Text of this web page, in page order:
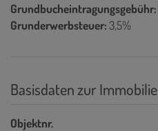
Grundbucheintragungsgebühr:
Grunderwerbsteuer:3,5%
Basisdaten zur Immobilie
Objektnr.